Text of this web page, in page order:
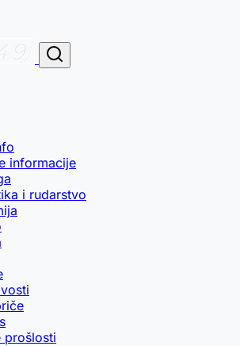
informacije
i rudarstvo
prošlosti